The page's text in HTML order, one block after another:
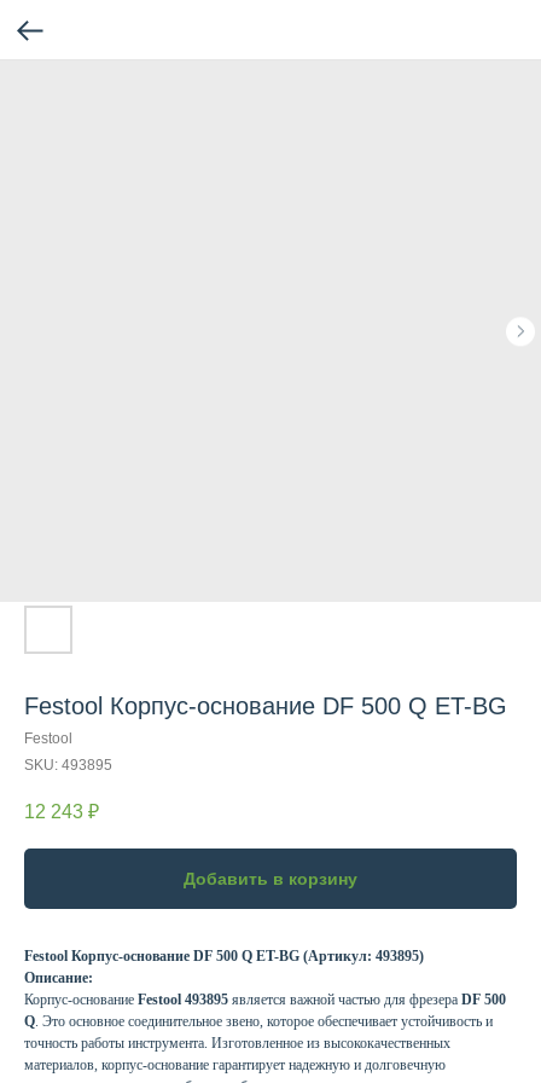
Festool Корпус-основание DF 500 Q ET-BG
Festool
SKU: 493895
12 243 ₽
Добавить в корзину
Festool Корпус-основание DF 500 Q ET-BG (Артикул: 493895)
Описание:
Корпус-основание Festool 493895 является важной частью для фрезера DF 500
Q. Это основное соединительное звено, которое обеспечивает устойчивость и
точность работы инструмента. Изготовленное из высококачественных
материалов, корпус-основание гарантирует надежную и долговечную